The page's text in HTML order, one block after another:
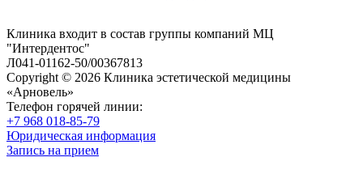
Клиника входит в состав группы компаний МЦ
"Интердентос"
Л041-01162-50/00367813
Copyright © 2026 Клиника эстетической медицины
«Арновель»
Телефон горячей линии:
+7 968 018-85-79
Юридическая информация
Запись на прием